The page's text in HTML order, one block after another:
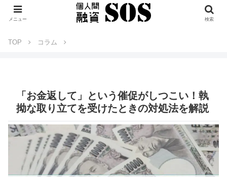
TOP コラム
「お金返して」という催促がしつこい！執
拗な取り立てを受けたときの対処法を解説
メニュー 検索